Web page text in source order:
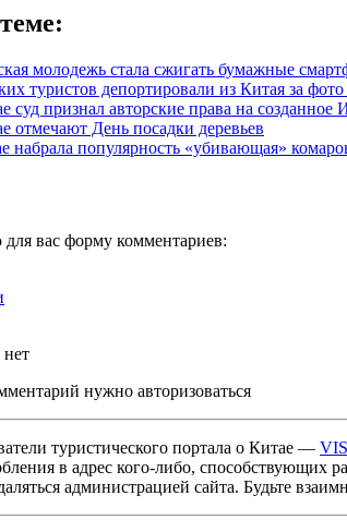
молодежь стала сжигать бумажные
туристов депортировали из Китая за
суд признал авторские права на
отмечают День посадки деревьев
набрала популярность «убивающая»
вас форму комментариев:
нужно авторизоваться
туристического портала о Китае —
в адрес кого-либо, способствующих
администрацией сайта. Будьте